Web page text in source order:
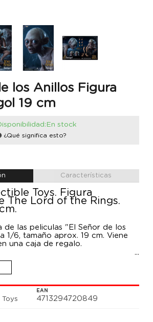
los Anillos Figura
19 cm
stock
¿Qué significa esto?
Características
Toys. Figura
The Lord of the Rings.
de las peliculas "El Señor de los
1/6, tamaño aprox. 19 cm. Viene
una caja de regalo.
EAN
4713294720849